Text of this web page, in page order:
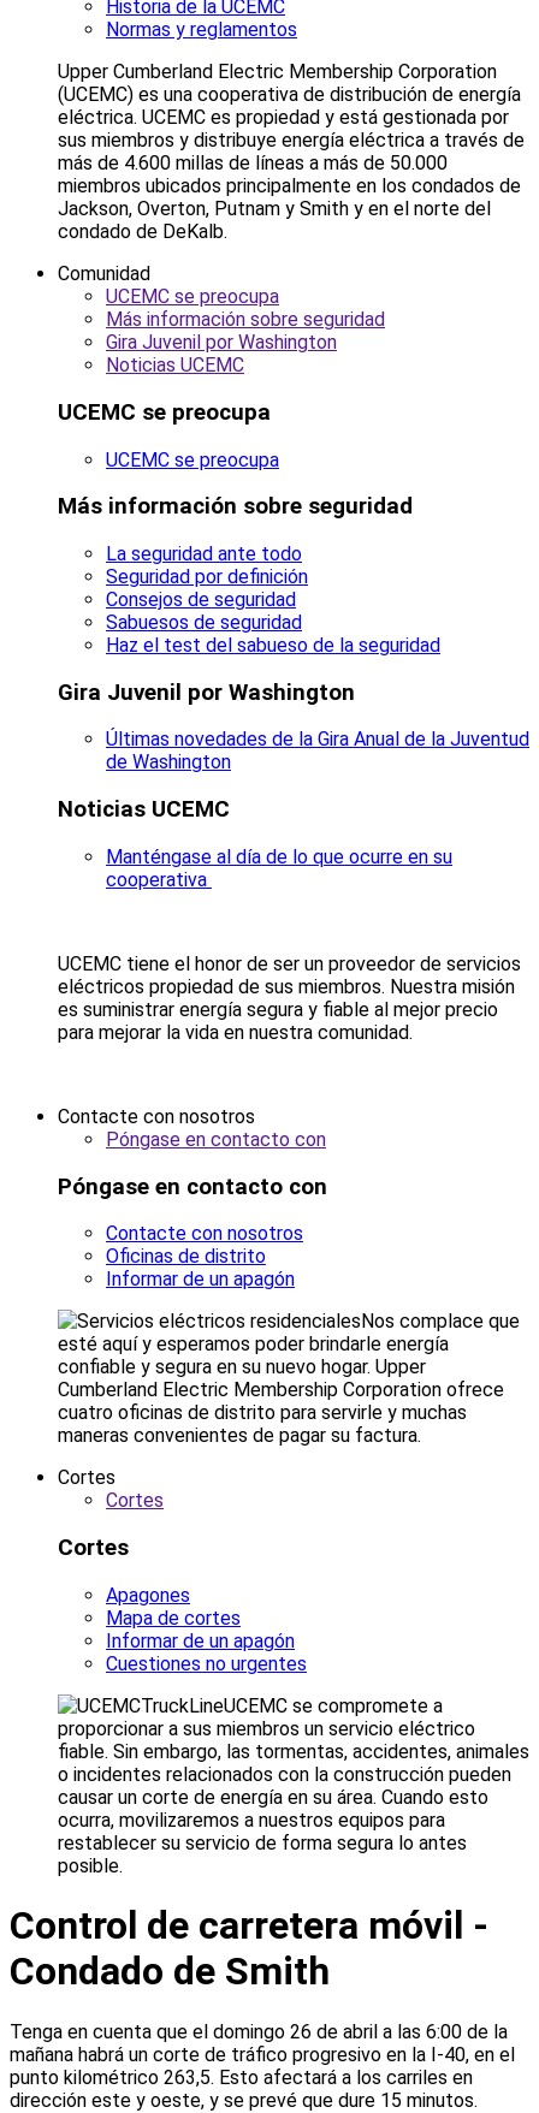
Historia de la UCEMC
Normas y reglamentos
Upper Cumberland Electric Membership Corporation
(UCEMC) es una cooperativa de distribución de energía
eléctrica. UCEMC es propiedad y está gestionada por
sus miembros y distribuye energía eléctrica a través de
más de 4.600 millas de líneas a más de 50.000
miembros ubicados principalmente en los condados de
Jackson, Overton, Putnam y Smith y en el norte del
condado de DeKalb.
Comunidad
UCEMC se preocupa
Más información sobre seguridad
Gira Juvenil por Washington
Noticias UCEMC
UCEMC se preocupa
UCEMC se preocupa
Más información sobre seguridad
La seguridad ante todo
Seguridad por definición
Consejos de seguridad
Sabuesos de seguridad
Haz el test del sabueso de la seguridad
Gira Juvenil por Washington
Últimas novedades de la Gira Anual de la Juventud
de Washington
Noticias UCEMC
Manténgase al día de lo que ocurre en su
cooperativa
UCEMC tiene el honor de ser un proveedor de servicios
eléctricos propiedad de sus miembros. Nuestra misión
es suministrar energía segura y fiable al mejor precio
para mejorar la vida en nuestra comunidad.
Contacte con nosotros
Póngase en contacto con
Póngase en contacto con
Contacte con nosotros
Oficinas de distrito
Informar de un apagón
Nos complace que
esté aquí y esperamos poder brindarle energía
confiable y segura en su nuevo hogar. Upper
Cumberland Electric Membership Corporation ofrece
cuatro oficinas de distrito para servirle y muchas
maneras convenientes de pagar su factura.
Cortes
Cortes
Cortes
Apagones
Mapa de cortes
Informar de un apagón
Cuestiones no urgentes
UCEMC se compromete a
proporcionar a sus miembros un servicio eléctrico
fiable. Sin embargo, las tormentas, accidentes, animales
o incidentes relacionados con la construcción pueden
causar un corte de energía en su área. Cuando esto
ocurra, movilizaremos a nuestros equipos para
restablecer su servicio de forma segura lo antes
posible.
Control de carretera móvil -
Condado de Smith
Tenga en cuenta que el domingo 26 de abril a las 6:00 de la
mañana habrá un corte de tráfico progresivo en la I-40, en el
punto kilométrico 263,5. Esto afectará a los carriles en
dirección este y oeste, y se prevé que dure 15 minutos.